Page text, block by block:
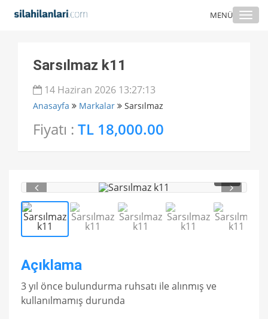
MENÜ
Sarsılmaz k11
14 Haziran 2026 13:27:13
Anasayfa Markalar Sarsılmaz
Fiyatı : TL 18,000.00
1/ 5
Açıklama
3 yıl önce bulundurma ruhsatı ile alınmış ve
kullanılmamış durunda